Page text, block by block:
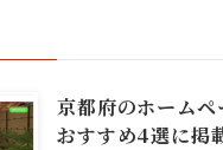
京都府のホーム
おすすめ4選に掲